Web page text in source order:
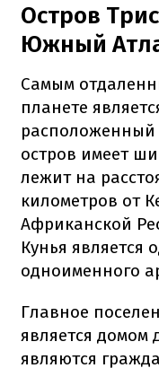
Остров
Южный
Самым
планете
расположенный
остров имеет
лежит на
километров от
Африканской
Кунья является
одноименного
Главное
является домом
являются